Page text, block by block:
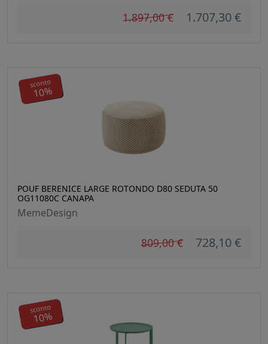
1.897,00 € 1.707,30 €
POUF BERENICE LARGE ROTONDO D80 SEDUTA 50
OG11080C CANAPA
MemeDesign
809,00 € 728,10 €
sconto
10%
sconto
10%